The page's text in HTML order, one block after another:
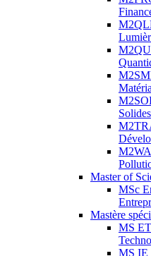
Solides
Master of
MSc
Mastère
MS
MS IE